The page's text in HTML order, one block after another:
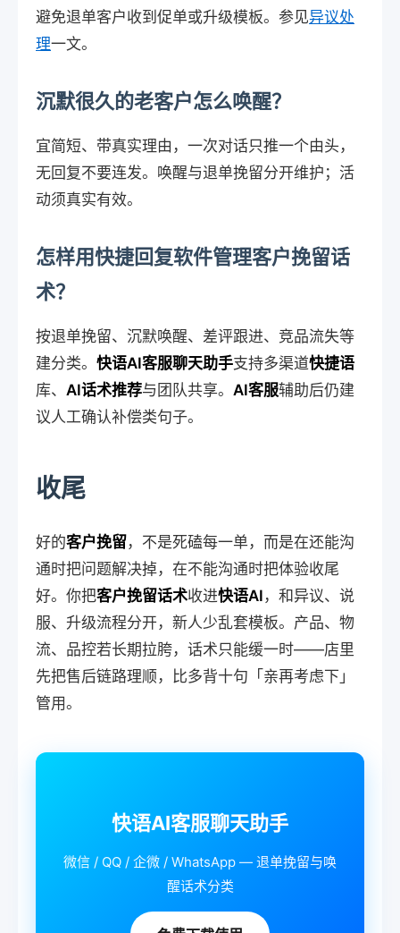
避免退单客户收到促单或升级模板。参见异议处
理一文。
沉默很久的老客户怎么唤醒？
宜简短、带真实理由，一次对话只推一个由头，
无回复不要连发。唤醒与退单挽留分开维护；活
动须真实有效。
怎样用快捷回复软件管理客户挽留话
术？
按退单挽留、沉默唤醒、差评跟进、竞品流失等
建分类。 快语AI客服聊天助手支持多渠道快捷语
库、 AI话术推荐与团队共享。 AI客服辅助后仍建
议人工确认补偿类句子。
收尾
好的客户挽留，不是死磕每一单，而是在还能沟
通时把问题解决掉，在不能沟通时把体验收尾
好。你把客户挽留话术收进快语AI ，和异议、说
服、升级流程分开，新人少乱套模板。产品、物
流、品控若长期拉胯，话术只能缓一时——店里
先把售后链路理顺，比多背十句「亲再考虑下」
管用。
快语AI客服聊天助手
微信 / QQ / 企微 / WhatsApp — 退单挽留与唤
醒话术分类